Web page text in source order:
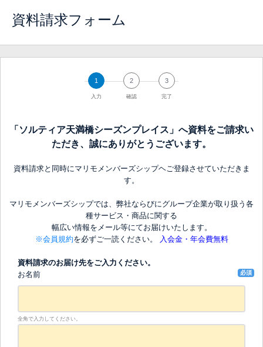
資料請求フォーム
1
入力
2
確認
3
完了
「ソルティア天満橋シーズンプレイス」へ資料をご請求い
ただき、誠にありがとうございます。
資料請求と同時にマリモメンバーズシップヘご登録させていただきま
す。
マリモメンバーズシップでは、弊社ならびにグループ企業が取り扱う各
種サービス・商品に関する
幅広い情報をメール等にてお届けいたします。
※会員規約を必ずご一読ください。 入会金・年会費無料
資料請求のお届け先をご入力ください。
お名前
必須
全角で入力してください。